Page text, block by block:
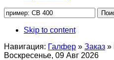
Skip to content
Навигация: Галфер » Заказ »
Воскресенье, 09 Авг 2026